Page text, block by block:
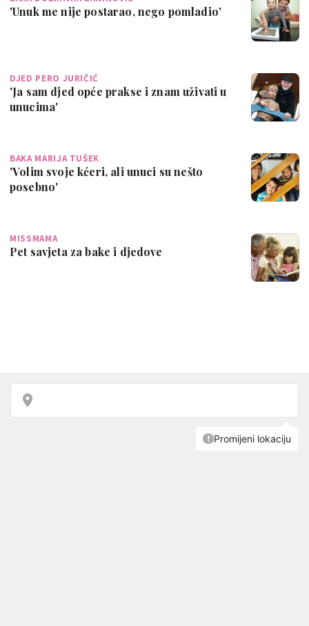
'Unuk me nije postarao, nego pomladio'
DJED PERO JURIČIĆ
'Ja sam djed opće prakse i znam uživati u
unucima'
BAKA MARIJA TUŠEK
'Volim svoje kćeri, ali unuci su nešto
posebno'
MISSMAMA
Pet savjeta za bake i djedove